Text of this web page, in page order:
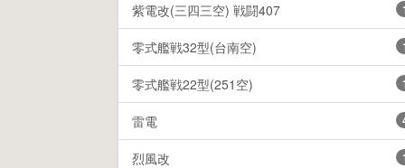
紫電改(三四三空) 戦闘407
零式艦戦32型(台南空)
零式艦戦22型(251空)
雷電
烈風改